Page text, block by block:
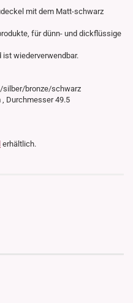
mit dem Matt-schwarz
für dünn- und dickflüssige
wiederverwendbar.
silber/bronze/schwarz
, Durchmesser 49.5
erhältlich.